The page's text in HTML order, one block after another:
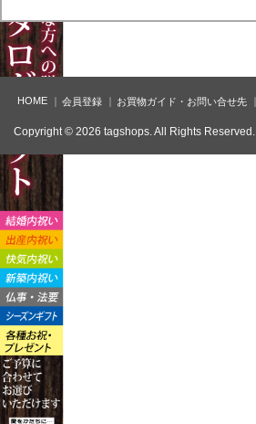
HOME 会員登録 お買物ガイド・お問い合せ先
Copyright © 2026 tagshops. All Rights Reserved.